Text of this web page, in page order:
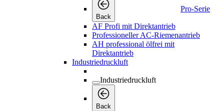
Back
Pro-Serie
AF Profi mit Direktantrieb
Professioneller AC-Riemenantrieb
AH professional ölfrei mit
Direktantrieb
Industriedruckluft
Industriedruckluft
Back